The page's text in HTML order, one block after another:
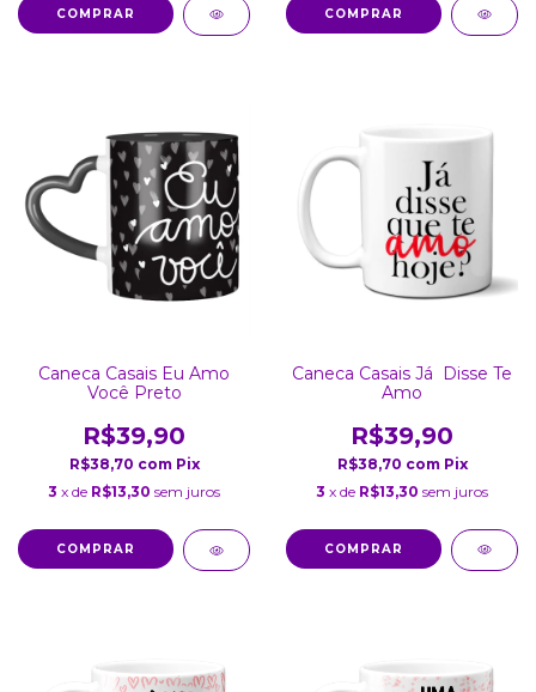
COMPRAR COMPRAR
Caneca Casais Eu Amo
Você Preto
R$39,90
R$38,70 com Pix
3 x de R$13,30 sem juros
COMPRAR
Caneca Casais Já Disse Te
Amo
R$39,90
R$38,70 com Pix
3 x de R$13,30 sem juros
COMPRAR